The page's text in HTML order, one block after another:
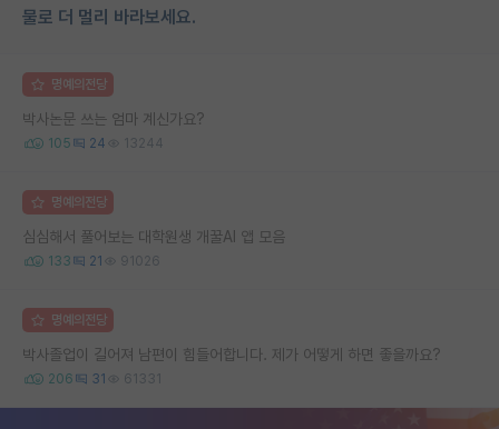
물로 더 멀리 바라보세요.
명예의전당
박사논문 쓰는 엄마 계신가요?
105 24 13244
명예의전당
심심해서 풀어보는 대학원생 개꿀AI 앱 모음
133 21 91026
명예의전당
박사졸업이 길어져 남편이 힘들어합니다. 제가 어떻게 하면 좋을까요?
206 31 61331